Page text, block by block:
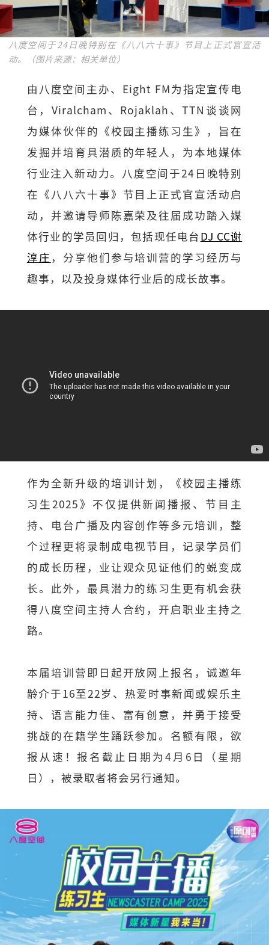
八度空间于24日晚特别在《八八六十事》节目上正式官宣活
动。（图片来源：相关单位）
由八度空间主办、Eight FM为指定宣传电
台，Viralcham、Rojaklah、TTN谈谈网
为媒体伙伴的《校园主播练习生》，旨在
发掘并培育具潜质的年轻人，为本地媒体
行业注入新动力。八度空间于24日晚特别
在《八八六十事》节目上正式官宣活动启
动，并邀请导师陈嘉荣及往届成功踏入媒
体行业的学员回归，包括现任电台 DJ CC谢
淳庄 ，分享他们参与培训营的学习经历与
趣事，以及投身媒体行业后的成长故事。
作为全新升级的培训计划，《校园主播练
习生2025》不仅提供新闻播报、节目主
持、电台广播及内容创作等多元培训，整
个过程更将录制成电视节目，记录学员们
的成长历程，业让观众见证他们的蜕变成
长。此外，最具潜力的练习生更有机会获
得八度空间主持人合约，开启职业主持之
路。
本届培训营即日起开放网上报名，诚邀年
龄介于16至22岁、热爱时事新闻或娱乐主
持、语言能力佳、富有创意，并勇于接受
挑战的在籍学生踊跃参加。名额有限，欲
报从速！报名截止日期为4月6日（星期
日），被录取者将会另行通知。